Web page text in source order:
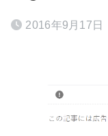
2016年9月17日